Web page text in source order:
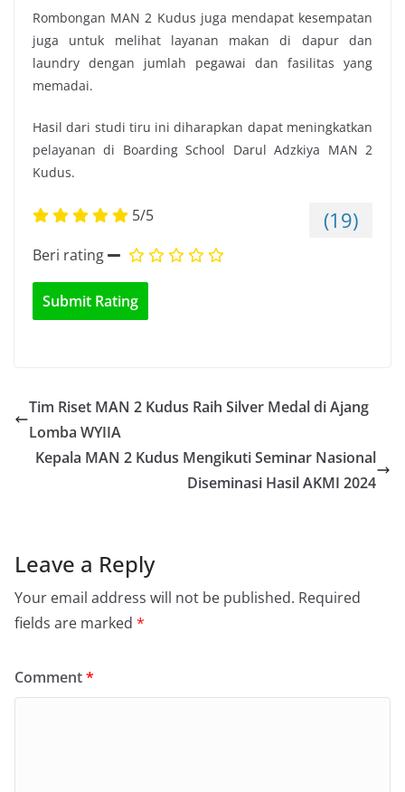
Rombongan MAN 2 Kudus juga mendapat kesempatan
juga untuk melihat layanan makan di dapur dan
laundry dengan jumlah pegawai dan fasilitas yang
memadai.
Hasil dari studi tiru ini diharapkan dapat meningkatkan
pelayanan di Boarding School Darul Adzkiya MAN 2
Kudus.
5/5 (19)
Beri rating
Tim Riset MAN 2 Kudus Raih Silver Medal di Ajang
Lomba WYIIA
Kepala MAN 2 Kudus Mengikuti Seminar Nasional
Diseminasi Hasil AKMI 2024
Leave a Reply
Your email address will not be published. Required
fields are marked *
Comment*